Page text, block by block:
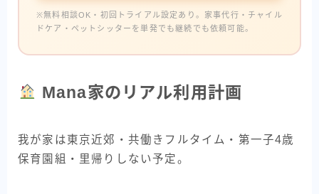
※無料相談OK・初回トライアル設定あり。家事代行・チャイル
ドケア・ペットシッターを単発でも継続でも依頼可能。
Mana家のリアル利用計画
我が家は東京近郊・共働きフルタイム・第一子4歳
保育園組・里帰りしない予定。